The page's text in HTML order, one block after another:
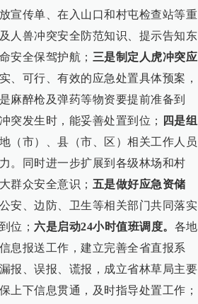
宣传单、在入山口和村屯检查站等重
人兽冲突安全防范知识、提示告知东
安全保驾护航； 三是制定人虎冲突应
、可行、有效的应急处置具体预案，
麻醉枪及弹药等物资要提前准备到
突发生时，能妥善处置到位；
四是组
（市）、县（市、区）相关工作人员
。同时进一步扩展到各级林场和村
群众安全意识； 五是做好应急资储
安、边防、卫生等相关部门共同落实
位； 六是启动24小时值班调度。 各地
息报送工作，建立完善全省直报系
报、误报、谎报，成立省林草局主要
上下信息贯通，及时指导处置工作；